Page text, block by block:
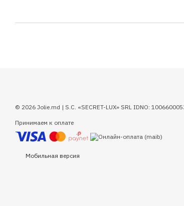
© 2026 Jolie.md | S.C. «SECRET-LUX» SRL IDNO:
Принимаем к оплате
Мобильная версия